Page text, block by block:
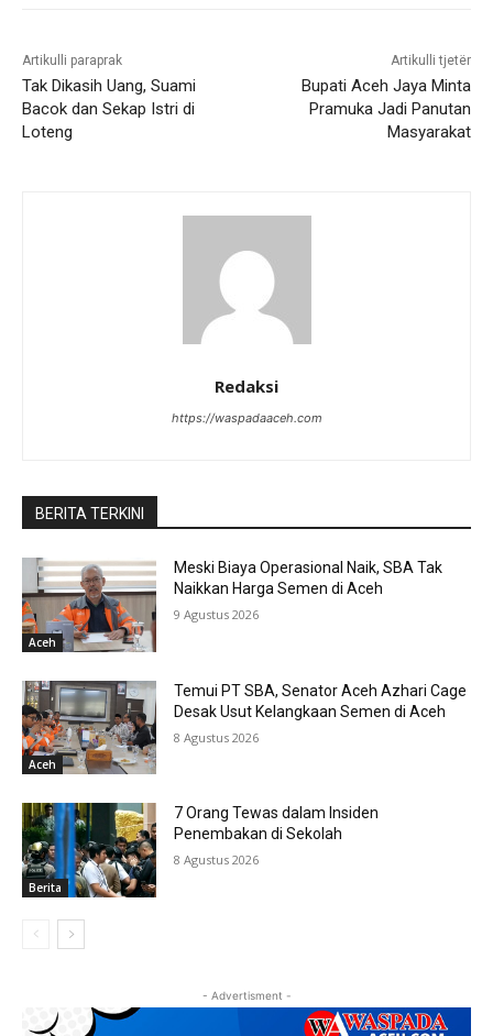
Artikulli paraprak
Tak Dikasih Uang, Suami
Bacok dan Sekap Istri di
Loteng
Artikulli tjetër
Bupati Aceh Jaya Minta
Pramuka Jadi Panutan
Masyarakat
Redaksi
https://waspadaaceh.com
BERITA TERKINI
Aceh
Meski Biaya Operasional Naik, SBA Tak
Naikkan Harga Semen di Aceh
9 Agustus 2026
Aceh
Temui PT SBA, Senator Aceh Azhari Cage
Desak Usut Kelangkaan Semen di Aceh
8 Agustus 2026
Berita
7 Orang Tewas dalam Insiden
Penembakan di Sekolah
8 Agustus 2026
- Advertisment -